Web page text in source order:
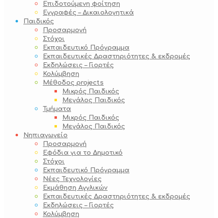
Επιδοτούμενη φοίτηση
Εγγραφές – Δικαιολογητικά
Παιδικός
Προσαρμογή
Στόχοι
Εκπαιδευτικό Πρόγραμμα
Εκπαιδευτικές Δραστηριότητες & εκδρομές
Εκδηλώσεις – Γιορτές
Κολύμβηση
Μέθοδος projects
Μικρός Παιδικός
Μεγάλος Παιδικός
Τμήματα
Μικρός Παιδικός
Μεγάλος Παιδικός
Νηπιαγωγείο
Προσαρμογή
Εφόδια για το Δημοτικό
Στόχοι
Εκπαιδευτικό Πρόγραμμα
Νέες Τεχνολογίες
Εκμάθηση Αγγλικών
Εκπαιδευτικές Δραστηριότητες & εκδρομές
Εκδηλώσεις – Γιορτές
Κολύμβηση